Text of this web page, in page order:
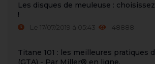
Les disques de meuleuse :
!
Le 17/07/2019 à 05:43 48888
Titane 101 : les meilleures pratiques
(GTA) - Par Miller® en ligne.